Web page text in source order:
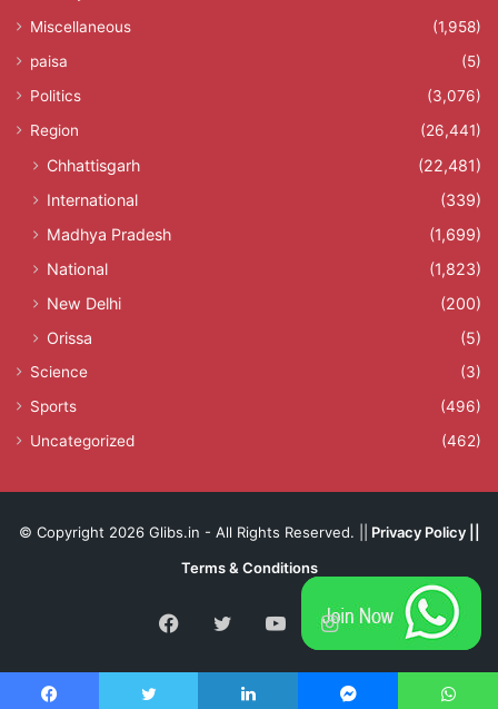
Miscellaneous
(1,958)
paisa
(5)
Politics
(3,076)
Region
(26,441)
Chhattisgarh
(22,481)
International
(339)
Madhya Pradesh
(1,699)
National
(1,823)
New Delhi
(200)
Orissa
(5)
Science
(3)
Sports
(496)
Uncategorized
(462)
© Copyright 2026 Glibs.in - All Rights Reserved. || Privacy Policy||
Terms & Conditions
Facebook
TwitterYouTubeInstagram